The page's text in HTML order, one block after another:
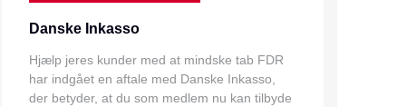
Danske Inkasso
Hjælp jeres kunder med at mindske tab FDR
har indgået en aftale med Danske Inkasso,
der betyder, at du som medlem nu kan tilbyde